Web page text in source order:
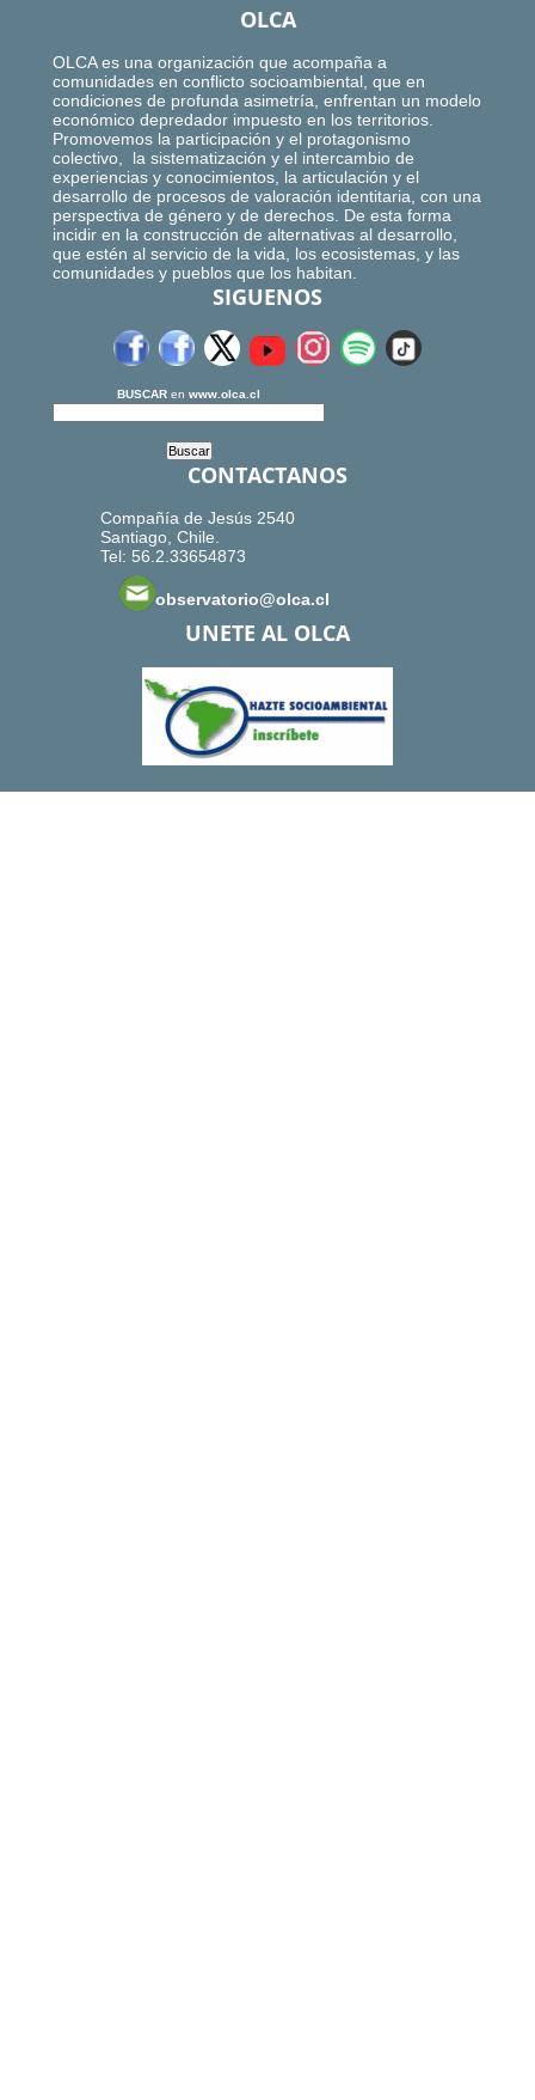
OLCA
OLCA es una organización que acompaña a
comunidades en conflicto socioambiental, que en
condiciones de profunda asimetría, enfrentan un modelo
económico depredador impuesto en los territorios.
Promovemos la participación y el protagonismo
colectivo, la sistematización y el intercambio de
experiencias y conocimientos, la articulación y el
desarrollo de procesos de valoración identitaria, con una
perspectiva de género y de derechos. De esta forma
incidir en la construcción de alternativas al desarrollo,
que estén al servicio de la vida, los ecosistemas, y las
comunidades y pueblos que los habitan.
SIGUENOS
BUSCAR en www.olca.cl
CONTACTANOS
Compañía de Jesús 2540
Santiago, Chile.
Tel: 56.2.33654873
observatorio@olca.cl
UNETE AL OLCA